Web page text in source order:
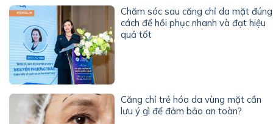
Chăm sóc sau căng chỉ da mặt đúng
cách để hồi phục nhanh và đạt hiệu
quả tốt
Căng chỉ trẻ hóa da vùng mặt cần
lưu ý gì để đảm bảo an toàn?